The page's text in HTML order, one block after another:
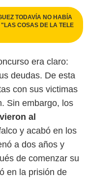
TODAVÍA NO HABÍA
COSAS DE LA TELE
era claro:
deudas. De esta
con sus victimas
Sin embargo, los
al
y acabó en los
a dos años y
de comenzar su
en la prisión de